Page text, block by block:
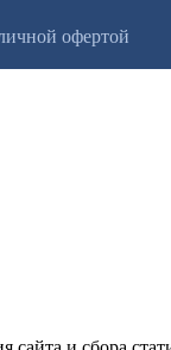
офертой